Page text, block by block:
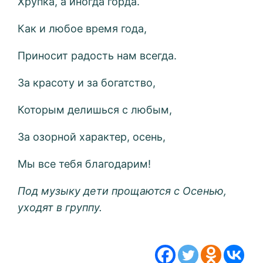
Как и любое время года,
Приносит радость нам всегда.
За красоту и за богатство,
Которым делишься с любым,
За озорной характер, осень,
Мы все тебя благодарим!
Под музыку дети прощаются с Осенью,
уходят в группу.